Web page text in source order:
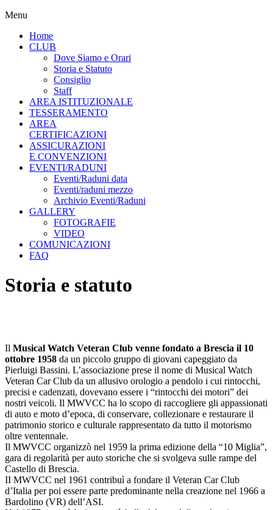
Menu
Home
CLUB
Dove Siamo e Orari
Storia e Statuto
Consiglio
Staff
AREA ISTITUZIONALE
TESSERAMENTO
AREA
CERTIFICAZIONI
ASSICURAZIONI
E CONVENZIONI
EVENTI/RADUNI
Eventi/Raduni data
Eventi/raduni mezzo
Archivio Eventi/Raduni
GALLERY
FOTOGRAFIE
VIDEO
COMUNICAZIONI
FAQ
Storia e statuto
Il Musical Watch Veteran Club venne fondato a Brescia il 10
ottobre 1958 da un piccolo gruppo di giovani capeggiato da
Pierluigi Bassini. L’associazione prese il nome di Musical Watch
Veteran Car Club da un allusivo orologio a pendolo i cui rintocchi,
precisi e cadenzati, dovevano essere i “rintocchi dei motori” dei
nostri veicoli. Il MWVCC ha lo scopo di raccogliere gli appassionati
di auto e moto d’epoca, di conservare, collezionare e restaurare il
patrimonio storico e culturale rappresentato da tutto il motorismo
oltre ventennale.
Il MWVCC organizzò nel 1959 la prima edizione della “10 Miglia”,
gara di regolarità per auto storiche che si svolgeva sulle rampe del
Castello di Brescia.
II MWVCC nel 1961 contribuì a fondare il Veteran Car Club
d’Italia per poi essere parte predominante nella creazione nel 1966 a
Bardolino (VR) dell’ASI.